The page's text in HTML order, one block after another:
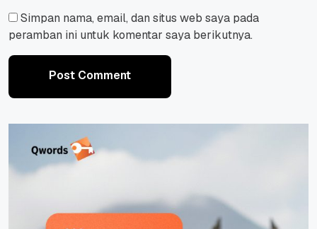
Simpan nama, email, dan situs web saya pada
peramban ini untuk komentar saya berikutnya.
Post Comment